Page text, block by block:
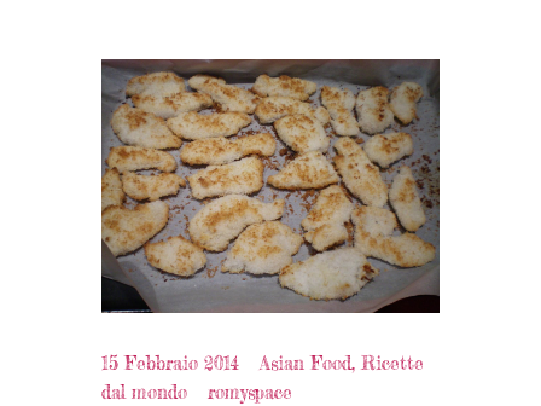
15 Febbraio 2014 Asian Food,Ricette
dal mondo
romyspace